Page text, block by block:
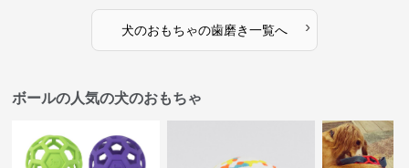
犬のおもちゃの歯磨き一覧へ ›
ボールの人気の犬のおもちゃ